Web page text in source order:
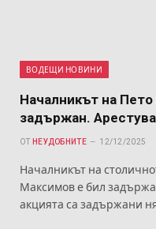
ВОДЕЩИ НОВИНИ
Началникът на
задържан.
ОТ НЕУДОБНИТЕ 12/12/2025
Началникът на
Максимов е бил
акцията са задържани